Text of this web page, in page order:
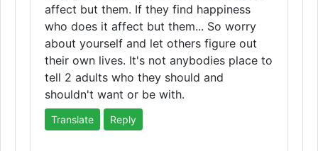
affect but them. If they find happiness
who does it affect but them... So worry
about yourself and let others figure out
their own lives. It's not anybodies place to
tell 2 adults who they should and
shouldn't want or be with.
Translate Reply